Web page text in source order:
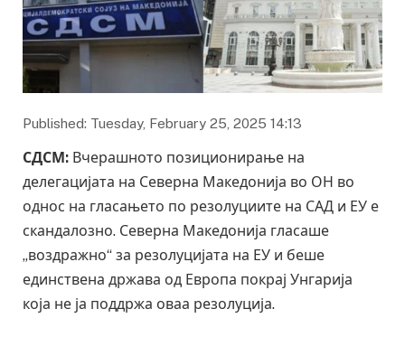
Published: Tuesday, February 25, 2025 14:13
СДСМ: Вчерашното позиционирање на
делегацијата на Северна Македонија во ОН во
однос на гласањето по резолуциите на САД и ЕУ е
скандалозно. Северна Македонија гласаше
„воздражно“ за резолуцијата на ЕУ и беше
единствена држава од Европа покрај Унгарија
која не ја поддржа оваа резолуција.